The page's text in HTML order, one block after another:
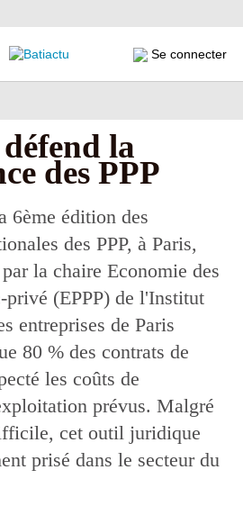
Se connecter
la
des PPP
6ème édition des
des PPP, à Paris,
la chaire Economie des
privé (EPPP) de l'Institut
entreprises de Paris
80 % des contrats de
les coûts de
prévus. Malgré
cet outil juridique
prisé dans le secteur du